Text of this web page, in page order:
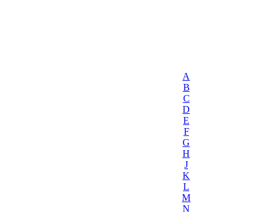
A
B
C
D
E
F
G
H
J
K
L
M
N